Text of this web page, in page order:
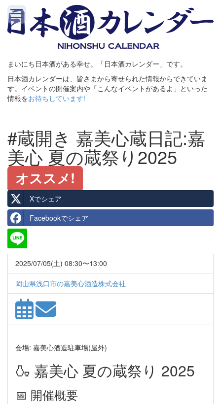
まいにち日本酒がある幸せ。「日本酒カレンダー」です。
日本酒カレンダーは、皆さまから寄せられた情報からできていま
す。イベントの開催案内や「こんなイベントがあるよ」といった
情報をお待ちしています!
#蔵開き 嘉美心蔵日記:嘉
美心 夏の蔵祭り2025
オススメ!
Xでシェア
Facebookでシェア
2025/07/05(土) 08:30〜13:00
岡山県浅口市の嘉美心酒造株式会社
会場: 嘉美心酒造駐車場(屋外)
🍶 嘉美心 夏の蔵祭り 2025
📅 開催概要